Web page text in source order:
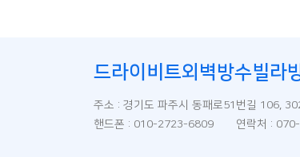
드라이비트외벽방수빌라
주소 : 경기도 파주시 동패로51번길
핸드폰 : 010-2723-6809 연락처 :